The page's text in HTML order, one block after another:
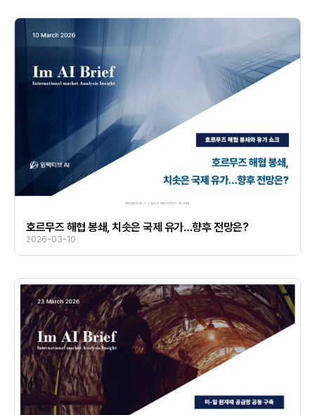
호르무즈 해협 봉쇄, 치솟은 국제 유가…향후 전망은?
2026-03-10